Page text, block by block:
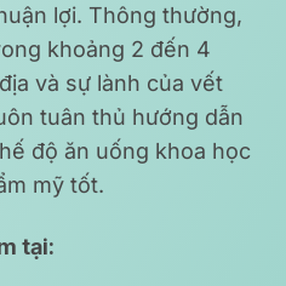
lợi. Thông thường,
khoảng 2 đến 4
và sự lành của vết
tuân thủ hướng dẫn
độ ăn uống khoa học
mỹ tốt.
tại: